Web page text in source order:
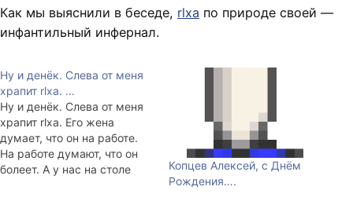
Как мы выяснили в беседе, rlxa по природе своей —
инфантильный инфернал.
Ну и денёк. Слева от меня
храпит rlxa. …
Ну и денёк. Слева от меня
храпит rlxa. Его жена
думает, что он на работе.
На работе думают, что он
болеет. А у нас на столе
Копцев Алексей, с Днём
Рождения….